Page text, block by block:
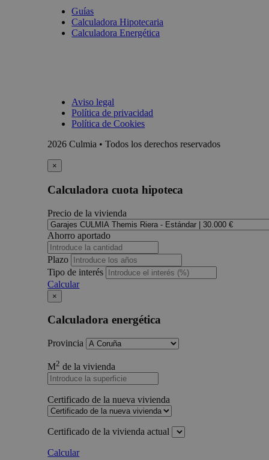
Guías
Calculadora Hipotecaria
Calculadora Energética
Aviso legal
Política de privacidad
Política de Cookies
2026 Culmia • Todos los derechos reservados
×
Calculadora cuota hipoteca
Precio de la vivienda
Ahorro aportado
Plazo
Tipo de interés
Calcular
×
Calculadora energética
Provincia
M2 de la vivienda
Certificado de la nueva vivienda
Certificado de la vivienda actual
Calcular